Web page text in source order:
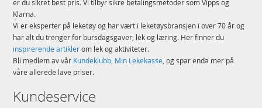
er du sikret best pris. Vi tilbyr sikre betalingsmetoder som Vipps og
Klarna.
Vi er eksperter på leketøy og har vært i leketøysbransjen i over 70 år og
har alt du trenger for bursdagsgaver, lek og læring. Her finner du
inspirerende artiklerom lek og aktiviteter.
Bli medlem av vår Kundeklubb, Min Lekekasse, og spar enda mer på
våre allerede lave priser.
Kundeservice